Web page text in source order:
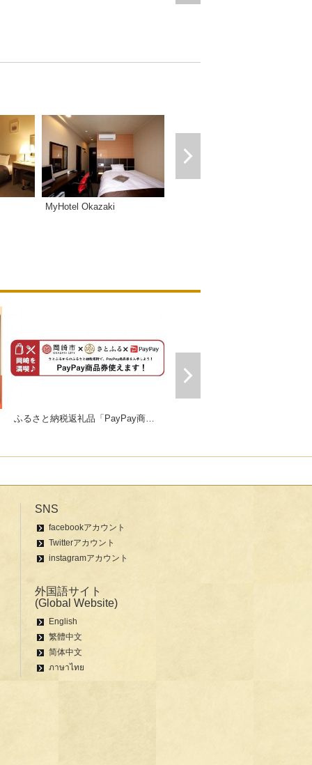
MyHotel Okazaki
ふるさと納税返礼品「PayPay商品券」
SNS
facebookアカウント
Twitterアカウント
instagramアカウント
外国語サイト
(Global Website)
English
繁體中文
简体中文
ภาษาไทย